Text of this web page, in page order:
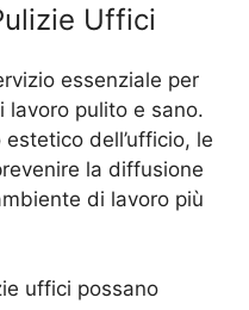
Uffici
essenziale per
lavoro pulito e sano.
dell’ufficio, le
la diffusione
di lavoro più
uffici possano